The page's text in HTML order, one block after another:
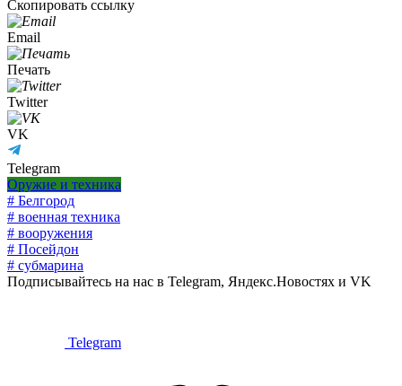
Скопировать ссылку
Email
Печать
Twitter
VK
Telegram
Оружие и техника
# Белгород
# военная техника
# вооружения
# Посейдон
# субмарина
Подписывайтесь на нас в Telegram, Яндекс.Новостях и VK
Telegram